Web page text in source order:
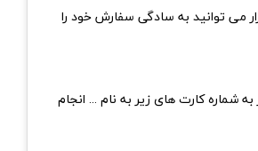
می توانید به سادگی سفارش خود را
شماره کارت های زیر به نام ... انجام